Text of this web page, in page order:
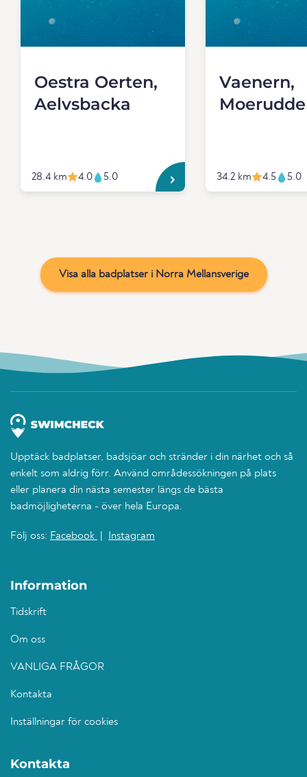
Oestra Oerten,
Aelvsbacka
28.4 km 4.0 5.0
Vaenern,
34.2 km 4.5 5.0
Visa alla badplatser i Norra Mellansverige
Upptäck badplatser, badsjöar och stränder i din närhet och så
enkelt som aldrig förr. Använd områdessökningen på plats
eller planera din nästa semester längs de bästa
badmöjligheterna - över hela Europa.
Följ oss: Facebook Instagram
Information
Tidskrift
Om oss
VANLIGA FRÅGOR
Kontakta
Inställningar för cookies
Kontakta